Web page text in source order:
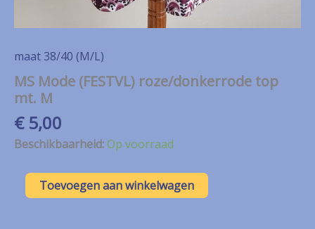
maat 38/40 (M/L)
MS Mode (FESTVL) roze/donkerrode top
mt. M
€5,00
Beschikbaarheid:Op voorraad
MS
Mode Toevoegen aan winkelwagen